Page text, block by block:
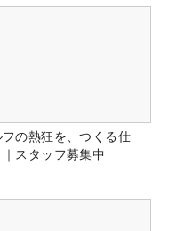
フの熱狂を、つくる仕
スタッフ募集中